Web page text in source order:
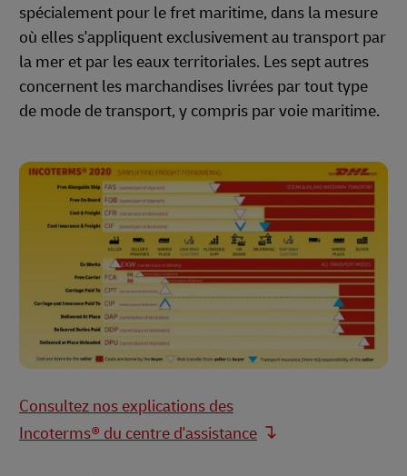
spécialement pour le fret maritime, dans la mesure
où elles s'appliquent exclusivement au transport par
la mer et par les eaux territoriales. Les sept autres
concernent les marchandises livrées par tout type
de mode de transport, y compris par voie maritime.
Consultez nos explications des
Incoterms® du centre d'assistance